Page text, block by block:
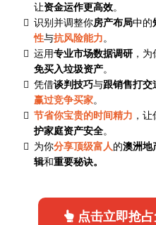
让资金运作更高效。
识别并调整你房产布局中的
性与抗风险能力。
运用专业市场数据调研 ，为
免买入垃圾资产。
凭借谈判技巧与跟销售打交
赢过竞争买家。
节省你宝贵的时间精力 ，让
护家庭资产安全。
为你分享顶级富人的澳洲地
辑和重要秘诀。
点击立即抢